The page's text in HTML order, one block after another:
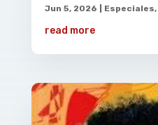
Jun 5, 2026 Especiales,
read more